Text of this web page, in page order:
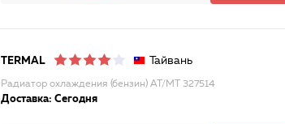
TERMAL Тайвань
Радиатор охлаждения (бензин) AT/MT 327514
Доставка: Сегодня